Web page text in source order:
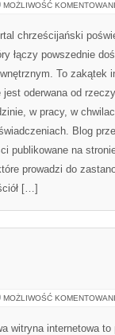
MOŻLIWOŚĆ
chrześcijański
łączy powszednie
To zakątek
jest oderwana od
w pracy, w
Blog
publikowane na
prowadzi do
[…]
MOŻLIWOŚĆ
witryna internetowa